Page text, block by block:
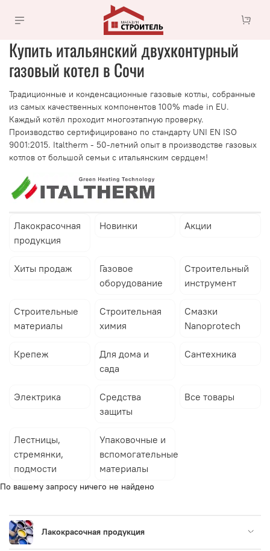
Купить итальянский двухконтурный
газовый котел в Сочи
Традиционные и конденсационные газовые котлы, собранные
из самых качественных компонентов 100% made in EU.
Каждый котёл проходит многоэтапную проверку.
Производство сертифицировано по стандарту UNI EN ISO
9001:2015. Italtherm - 50-летний опыт в производстве газовых
котлов от большой семьи с итальянским сердцем!
Лакокрасочная
продукция
Новинки Акции
Хиты продаж
Газовое
оборудование
Строительный
инструмент
Строительные
материалы
Строительная
химия
Смазки
Nanoprotech
Крепеж
Для дома и
сада
Сантехника
Электрика
Средства
защиты
Все товары
Лестницы,
стремянки,
подмости
Упаковочные и
вспомогательные
материалы
По вашему запросу ничего не найдено
Лакокрасочная продукция